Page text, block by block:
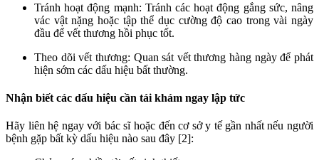
Tránh hoạt động mạnh: Tránh các hoạt động gắng sức, nâng
vác vật nặng hoặc tập thể dục cường độ cao trong vài ngày
đầu để vết thương hồi phục tốt.
Theo dõi vết thương: Quan sát vết thương hàng ngày để phát
hiện sớm các dấu hiệu bất thường.
Nhận biết các dấu hiệu cần tái khám ngay lập tức
Hãy liên hệ ngay với bác sĩ hoặc đến cơ sở y tế gần nhất nếu người
bệnh gặp bất kỳ dấu hiệu nào sau đây [2]: